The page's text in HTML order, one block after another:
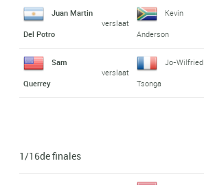
Juan Martin
Del Potro
verslaat
Kevin
Anderson
Sam
Querrey
verslaat
Jo-Wilfried
Tsonga
1/16de finales